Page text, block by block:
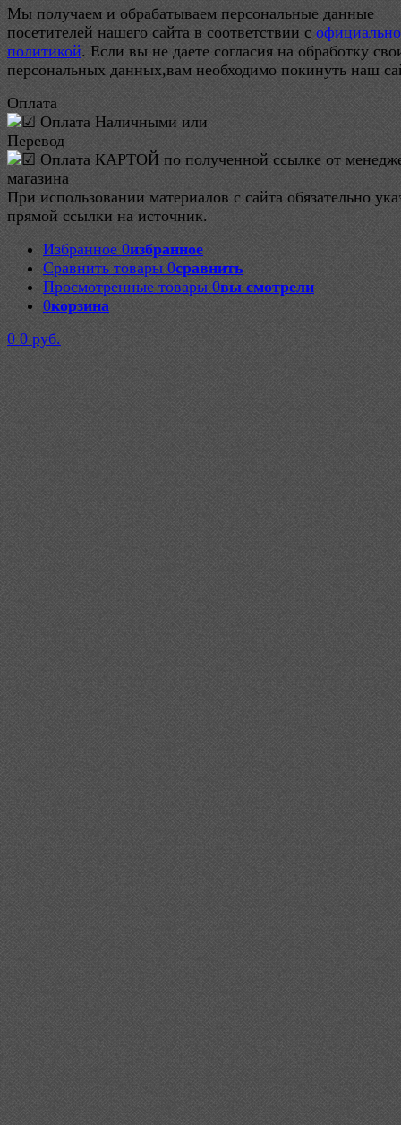
Мы получаем и обрабатываем персональные данные
посетителей нашего сайта в соответствии с
политикой. Если вы не даете согласия на обработку
персональных данных,вам необходимо покинуть наш
Оплата
При использовании материалов с сайта обязательно
прямой ссылки на источник.
Избранное 0избранное
Сравнить товары 0сравнить
Просмотренные товары 0вы смотрели
0корзина
0 0 руб.